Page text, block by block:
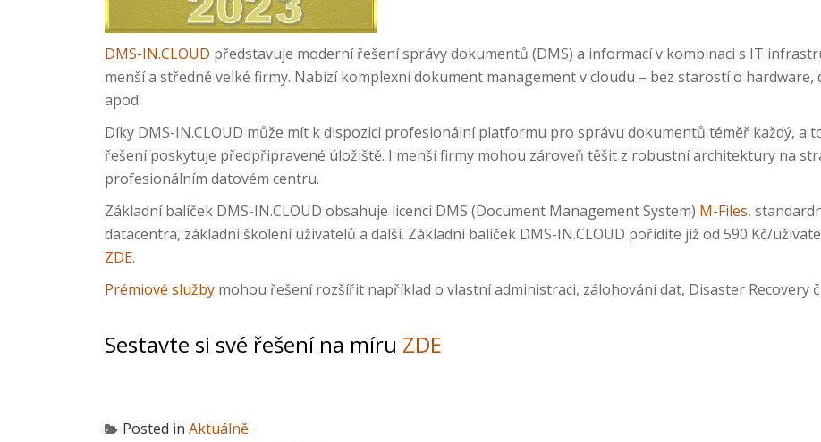
DMS-IN.CLOUD představuje moderní řešení správy dokumentů (DMS) a informací v kombinaci s IT
menší a středně velké firmy. Nabízí komplexní dokument management v cloudu – bez starostí o
apod.
Díky DMS-IN.CLOUD může mít k dispozici profesionální platformu pro správu dokumentů téměř každý, a
řešení poskytuje předpřipravené úložiště. I menší firmy mohou zároveň těšit z robustní architektury na
profesionálním datovém centru.
Základní balíček DMS-IN.CLOUD obsahuje licenci DMS (Document Management System) M-Files,
datacentra, základní školení uživatelů a další. Základní balíček DMS-IN.CLOUD pořídíte již od 590 Kč/
ZDE.
Prémiové služby mohou řešení rozšířit například o vlastní administraci, zálohování dat, Disaster Recovery
Sestavte si své řešení na míru ZDE
Posted in Aktuálně